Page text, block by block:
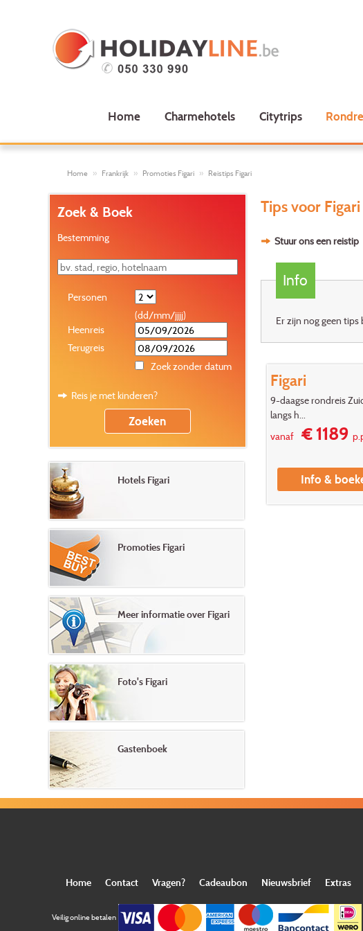
Home Charmehotels Citytrips
Home Frankrijk Promoties Figari Reistips Figari
Tips voor Figari
Stuur ons een reistip
Info
Er zijn nog geen tips
Figari
9-daagse rondreis
langs h...
vanaf€ 1189
Info &
Zoek & Boek
Bestemming
Personen
(dd/mm/jjjj)
Heenreis
Terugreis
Zoek zonder datum
Reis je met kinderen?
Hotels Figari
Promoties Figari
Meer informatie over Figari
Foto's Figari
Gastenboek
Home Contact Vragen? Cadeaubon Nieuwsbrief Extras
Veilig online betalen